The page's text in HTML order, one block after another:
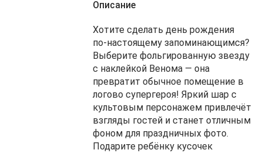
Описание
Хотите сделать день рождения
по‑настоящему запоминающимся?
Выберите фольгированную звезду
с наклейкой Венома — она
превратит обычное помещение в
логово супергероя! Яркий шар с
культовым персонажем привлечёт
взгляды гостей и станет отличным
фоном для праздничных фото.
Подарите ребёнку кусочек